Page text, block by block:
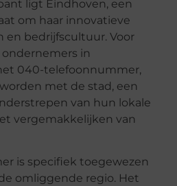
ligt Eindhoven, een
om haar innovatieve
en bedrijfscultuur. Voor
in
040-telefoonnummer,
met de stad, een
van hun lokale
vergemakkelijken van
is specifiek toegewezen
omliggende regio. Het